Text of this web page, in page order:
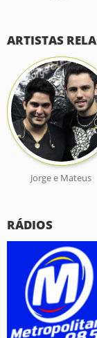
ARTISTAS
Jorge e Mateus
RÁDIOS